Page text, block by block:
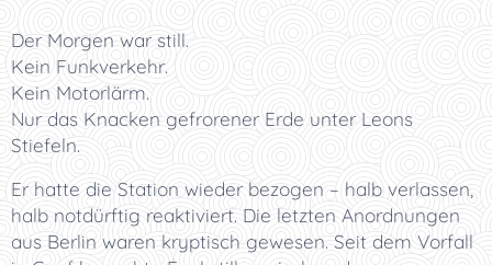
Der Morgen war still.
Kein Funkverkehr.
Kein Motorlärm.
Nur das Knacken gefrorener Erde unter Leons
Stiefeln.
Er hatte die Station wieder bezogen – halb verlassen,
halb notdürftig reaktiviert. Die letzten Anordnungen
aus Berlin waren kryptisch gewesen. Seit dem Vorfall